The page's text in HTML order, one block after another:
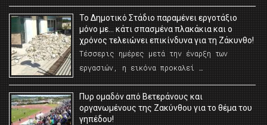
Το Δημοτικό Στάδιο παραμένει εργοτάξιο
μόνο με… κάτι σπασμένα πλακάκια και ο
χρόνος τελειώνει επικίνδυνα για τη Ζάκυνθο!
Τέσσερις ημέρες μετά την έναρξη των
εργασιών, η εικόνα προκαλεί …
Πυρ ομαδόν από Βετεράνους και
οργανωμένους της Ζακύνθου για το θέμα του
γηπέδου!